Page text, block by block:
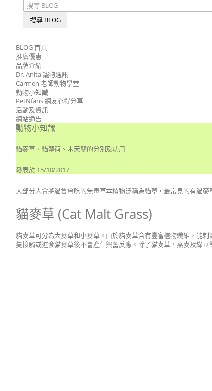
搜尋 BLOG
BLOG 首頁
推廣優惠
品牌介紹
Dr. Anita 寵物通訊
Carmen 老師動物學堂
動物小知識
PetNfans 網友心得分享
活動及資訊
網站通告
動物小知識
貓麥草、貓薄荷、木天蓼的分別及功用
發表於 15/10/2017
大部分人會將貓隻會吃的無毒草本植物泛稱為貓草，最常見的有貓
貓麥草 (Cat Malt Grass)
貓麥草可分為大麥草和小麥草。由於貓麥草含有豐富植物纖維，能
隻接觸或進食貓麥草後不會產生興奮反應。除了貓麥草，燕麥及綠豆